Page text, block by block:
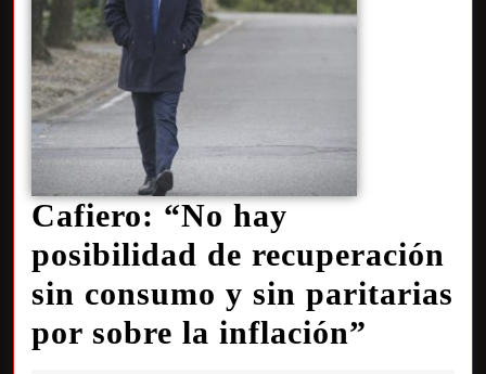
Cafiero: “No hay
posibilidad de recuperación
sin consumo y sin paritarias
por sobre la inflación”